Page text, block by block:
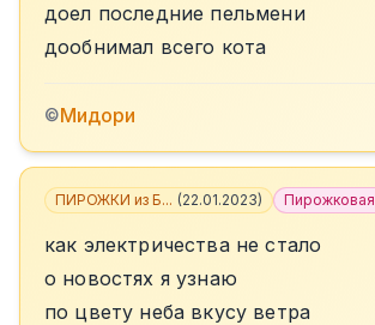
доел последние пельмени
дообнимал всего кота
©Мидори
ПИРОЖКИ из Б... (22.01.2023) Пирожковая
как электричества не стало
о новостях я узнаю
по цвету неба вкусу ветра